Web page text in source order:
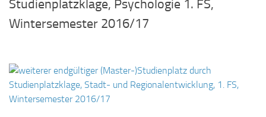
Studienplatzklage, Psychologie 1. FS,
Wintersemester 2016/17